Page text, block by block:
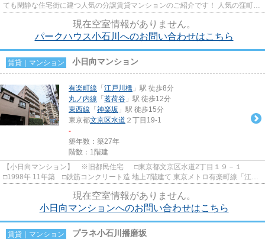
ても閑静な住宅街に建つ人気の分譲賃貸マンションのご紹介です！ 人気の窪町小
現在空室情報がありません。
パークハウス小石川へのお問い合わせはこちら
賃貸｜マンション 小日向マンション
有楽町線 「 江戸川橋 」駅 徒歩8分
丸ノ内線 「 茗荷谷 」駅 徒歩12分
東西線 「 神楽坂 」駅 徒歩15分
東京都文京区水道 ２丁目19-1
-
築年数：築27年
階数：1階建
【小日向マンション】 ※旧都民住宅 □東京都文京区水道2丁目１９－１
□1998年 11年築 □鉄筋コンクリート造 地上7階建て 東京メトロ有楽町線「江戸
現在空室情報がありません。
小日向マンションへのお問い合わせはこちら
賃貸｜マンション プラネ小石川播磨坂